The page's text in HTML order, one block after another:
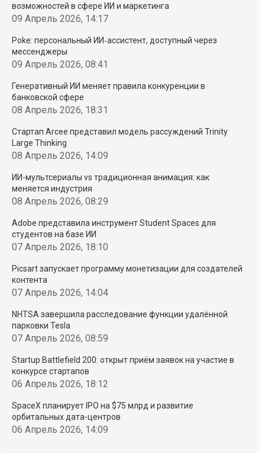
возможностей в сфере ИИ и маркетинга
09 Апрель 2026, 14:17
Poke: персональный ИИ‑ассистент, доступный через
мессенджеры
09 Апрель 2026, 08:41
Генеративный ИИ меняет правила конкуренции в
банковской сфере
08 Апрель 2026, 18:31
Стартап Arcee представил модель рассуждений Trinity
Large Thinking
08 Апрель 2026, 14:09
ИИ-мультсериалы vs традиционная анимация: как
меняется индустрия
08 Апрель 2026, 08:29
Adobe представила инструмент Student Spaces для
студентов на базе ИИ
07 Апрель 2026, 18:10
Picsart запускает программу монетизации для создателей
контента
07 Апрель 2026, 14:04
NHTSA завершила расследование функции удалённой
парковки Tesla
07 Апрель 2026, 08:59
Startup Battlefield 200: открыт приём заявок на участие в
конкурсе стартапов
06 Апрель 2026, 18:12
SpaceX планирует IPO на $75 млрд и развитие
орбитальных дата-центров
06 Апрель 2026, 14:09